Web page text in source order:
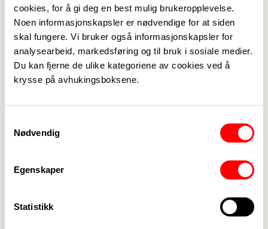
cookies, for å gi deg en best mulig brukeropplevelse.
Noen informasjonskapsler er nødvendige for at siden
skal fungere. Vi bruker også informasjonskapsler for
analysearbeid, markedsføring og til bruk i sosiale medier.
Du kan fjerne de ulike kategoriene av cookies ved å
krysse på avhukingsboksene.
Nødvendig
Egenskaper
Statistikk
forhandlinger. Den avtalte rammen for oppgjøret
er 2,4 prosent
Gjennomsnittlig industriarbeiderlønn er kroner
452 517 i året. 90 prosent er kroner 407 265.
For Fagforbundets medlemmer vil dette gjelde
dyrepleiere.
Totalt vil rundt 20 prosent av alle arbeidstakere
lavlønnstillegget. Godt over halvparten av alle
en klar lav- og likelønnsprofil.